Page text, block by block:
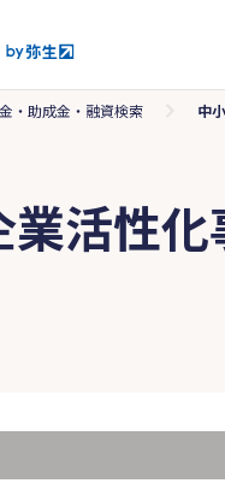
・助成金・融資検索 中
業活性